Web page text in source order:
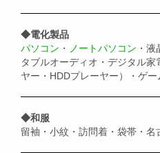
◆電化製品
パソコン ・ ノートパソコン ・
タブルオーディオ・デジタル
ヤー・HDDプレーヤー）・ゲー
◆和服
留袖・小紋・訪問着・袋帯・名